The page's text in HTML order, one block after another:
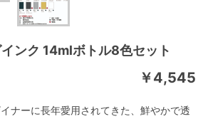
ンク 14mlボトル8色セット
￥4,545
ナーに長年愛用されてきた、鮮やかで透